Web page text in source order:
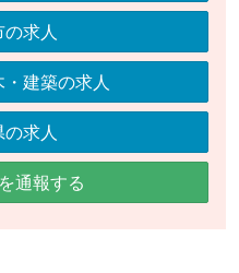
求人
建築の求人
求人
通報する